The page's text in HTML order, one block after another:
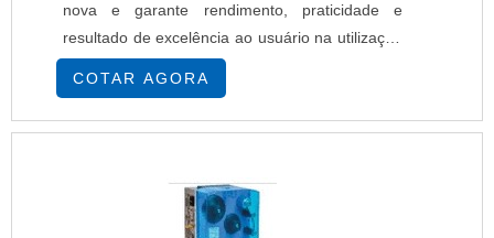
nova e garante rendimento, praticidade e
resultado de excelência ao usuário na utilização
para os mais diversos tipos de impressão.
Solicite agora mesmo o seu orçamento da
Impressora flexográfica de 6 cores ou consulte
COTAR AGORA